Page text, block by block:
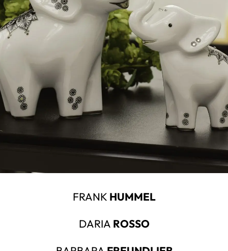
FRANK HUMMEL
DARIA ROSSO